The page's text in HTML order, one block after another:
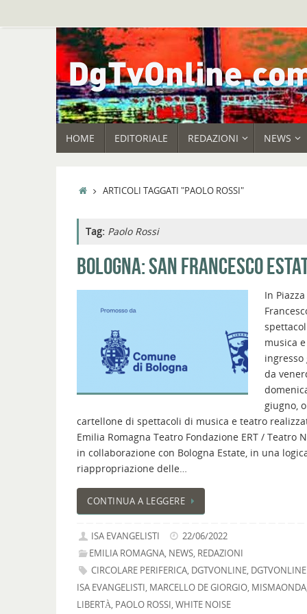
HOME EDITORIALE REDAZIONI NEWS
HOMEARTICOLI TAGGATI "PAOLO ROSSI"
Tag: Paolo Rossi
BOLOGNA: SAN FRANCESCO
In
musica
da
giugno,
cartellone di spettacoli di musica e teatro
Emilia Romagna Teatro Fondazione ERT / Teatro
in collaborazione con Bologna Estate, in una
riappropriazione delle…
CONTINUA A LEGGERE
ISA EVANGELISTI
22/06/2022
EMILIA ROMAGNA, NEWS, REDAZIONI
CIRCOLARE PERIFERICA, DGTVONLINE,
ISA EVANGELISTI, MARCELLO DE GIORGIO, MISMAONDA
LIBERTÀ, PAOLO ROSSI,WHITE NOISE